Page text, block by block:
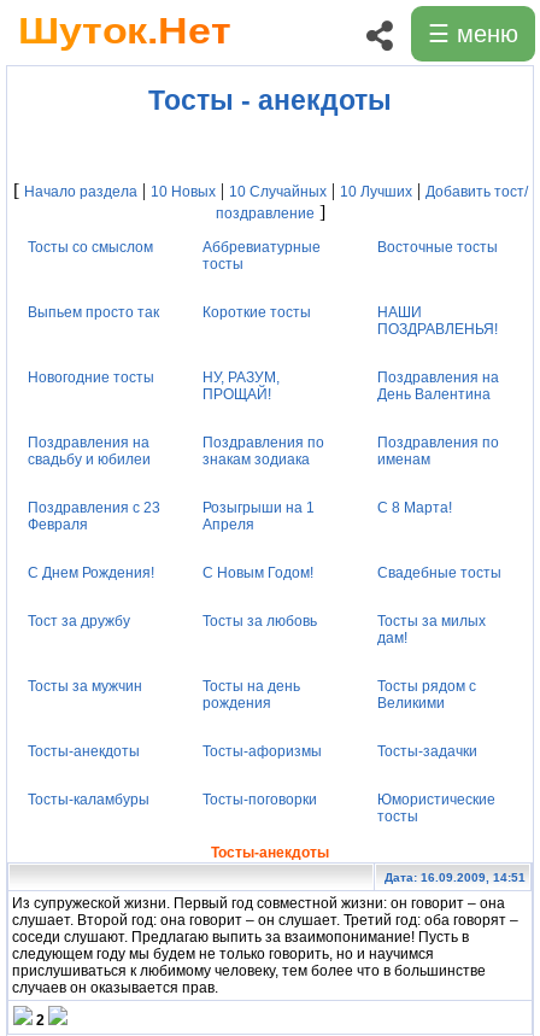
☰ меню
Тосты - анекдоты
[ Начало раздела | 10 Новых| 10 Случайных| 10 Лучших| Добавить тост/
поздравление ]
Тосты со смыслом
Аббревиатурные
тосты
Восточные тосты
Выпьем просто так Короткие тосты
НАШИ
ПОЗДРАВЛЕНЬЯ!
Новогодние тосты
НУ, РАЗУМ,
ПРОЩАЙ!
Поздравления на
День Валентина
Поздравления на
свадьбу и юбилеи
Поздравления по
знакам зодиака
Поздравления по
именам
Поздравления с 23
Февраля
Розыгрыши на 1
Апреля
С 8 Марта!
С Днем Рождения! С Новым Годом! Свадебные тосты
Тост за дружбу Тосты за любовь
Тосты за милых
дам!
Тосты за мужчин
Тосты на день
рождения
Тосты рядом с
Великими
Тосты-анекдоты Тосты-афоризмы Тосты-задачки
Тосты-каламбуры Тосты-поговорки
Юмористические
тосты
Тосты-анекдоты
Дата: 16.09.2009, 14:51
Из супружеской жизни. Первый год совместной жизни: он говорит – она
слушает. Второй год: она говорит – он слушает. Третий год: оба говорят –
соседи слушают. Предлагаю выпить за взаимопонимание! Пусть в
следующем году мы будем не только говорить, но и научимся
прислушиваться к любимому человеку, тем более что в большинстве
случаев он оказывается прав.
2